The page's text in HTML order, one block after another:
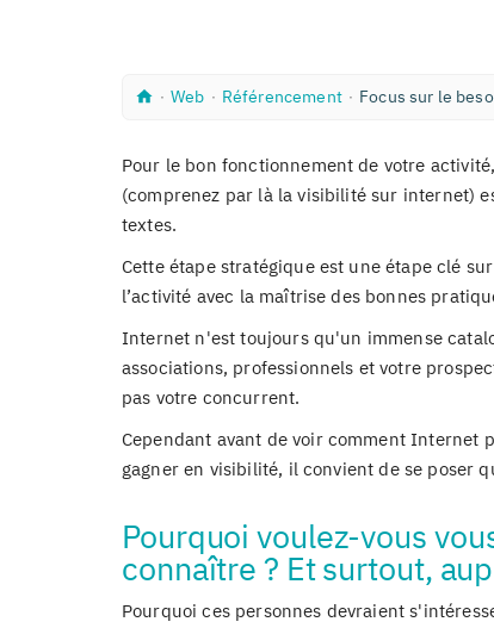
A
e
i
∙ W
Web ∙ R
r
e
n
m
n
Référencement ∙ Focus sur le
Pour le bon fonctionnement de votre
(comprenez par là la visibilité sur internet)
textes.
Cette étape stratégique est une étape clé
l’activité avec la maîtrise des bonnes
Internet n'est toujours qu'un immense
associations, professionnels et votre
pas votre concurrent.
Cependant avant de voir comment Internet
gagner en visibilité, il convient de se poser
Pourquoi voulez-vous
connaître ? Et surtout,
Pourquoi ces personnes devraient